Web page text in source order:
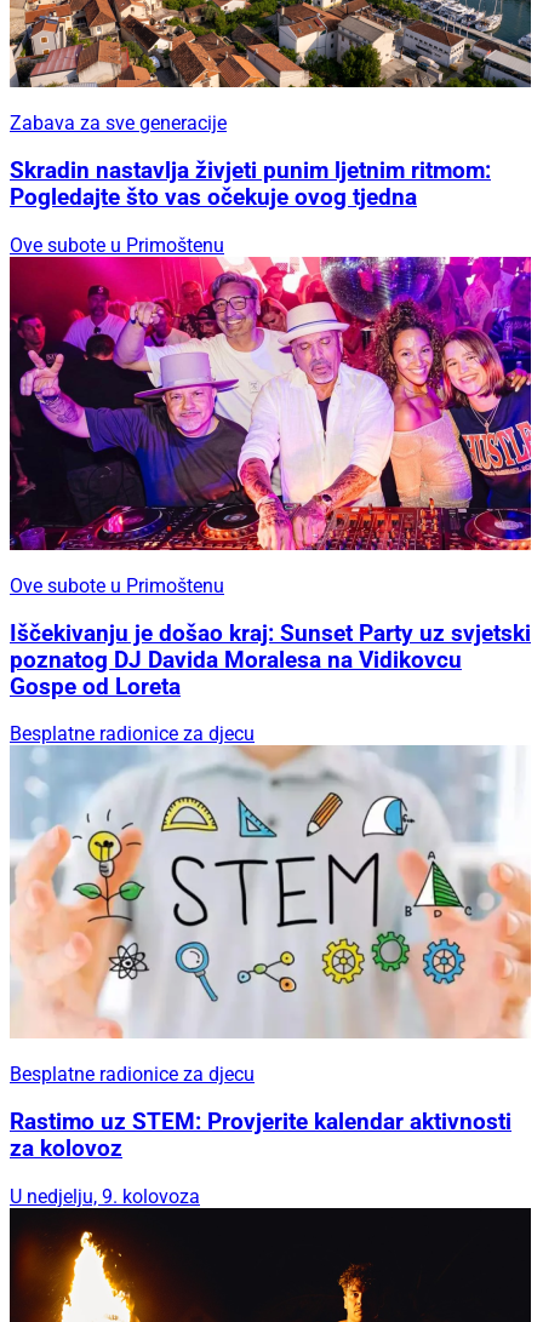
Zabava za sve generacije
Skradin nastavlja živjeti punim ljetnim ritmom:
Pogledajte što vas očekuje ovog tjedna
Ove subote u Primoštenu
Ove subote u Primoštenu
Iščekivanju je došao kraj: Sunset Party uz svjetski
poznatog DJ Davida Moralesa na Vidikovcu
Gospe od Loreta
Besplatne radionice za djecu
Besplatne radionice za djecu
Rastimo uz STEM: Provjerite kalendar aktivnosti
za kolovoz
U nedjelju, 9. kolovoza